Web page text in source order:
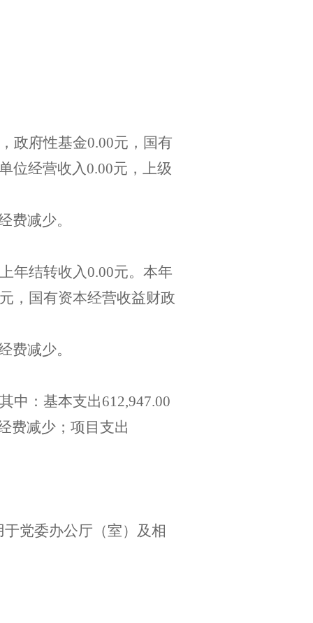
政府性基金0.00元，国有
位经营收入0.00元，上级
费减少。
年结转收入0.00元。本年
元，国有资本经营收益财政
费减少。
中：基本支出612,947.00
费减少；项目支出
党委办公厅（室）及相